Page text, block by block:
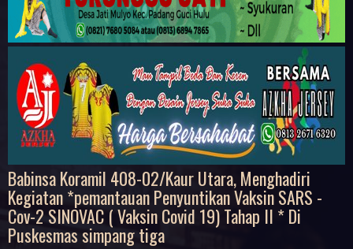
Babinsa Koramil 408-02/Kaur Utara, Menghadiri
Kegiatan *pemantauan Penyuntikan Vaksin SARS -
Cov-2 SINOVAC ( Vaksin Covid 19) Tahap II * Di
Puskesmas simpang tiga